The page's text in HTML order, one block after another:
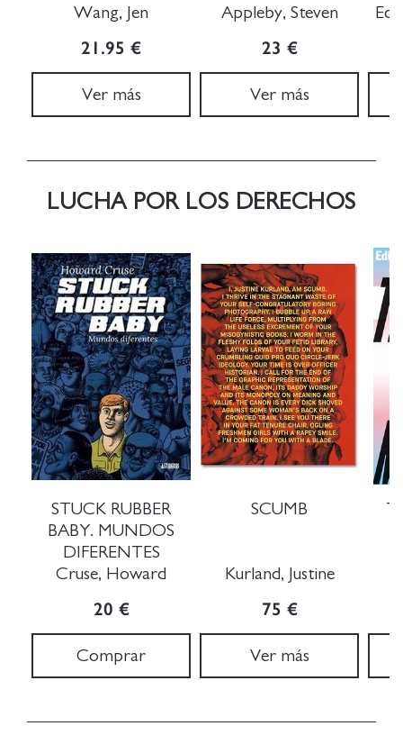
Wang, Jen
21.95 €
Ver más
Appleby, Steven
23 €
Ver más
LUCHA POR LOS DERECHOS
STUCK RUBBER
BABY. MUNDOS
DIFERENTES
Cruse, Howard
20 €
Comprar
SCUMB
Kurland, Justine
75 €
Ver más